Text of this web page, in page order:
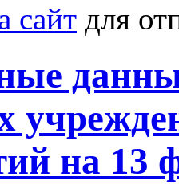
сайт для
на 13